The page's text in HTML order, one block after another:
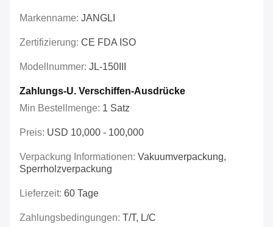
Markenname: JANGLI
Zertifizierung: CE FDA ISO
Modellnummer: JL-150III
Zahlungs-U. Verschiffen-Ausdrücke
Min Bestellmenge: 1 Satz
Preis: USD 10,000 - 100,000
Verpackung Informationen: Vakuumverpackung,
Sperrholzverpackung
Lieferzeit: 60 Tage
Zahlungsbedingungen: T/T, L/C